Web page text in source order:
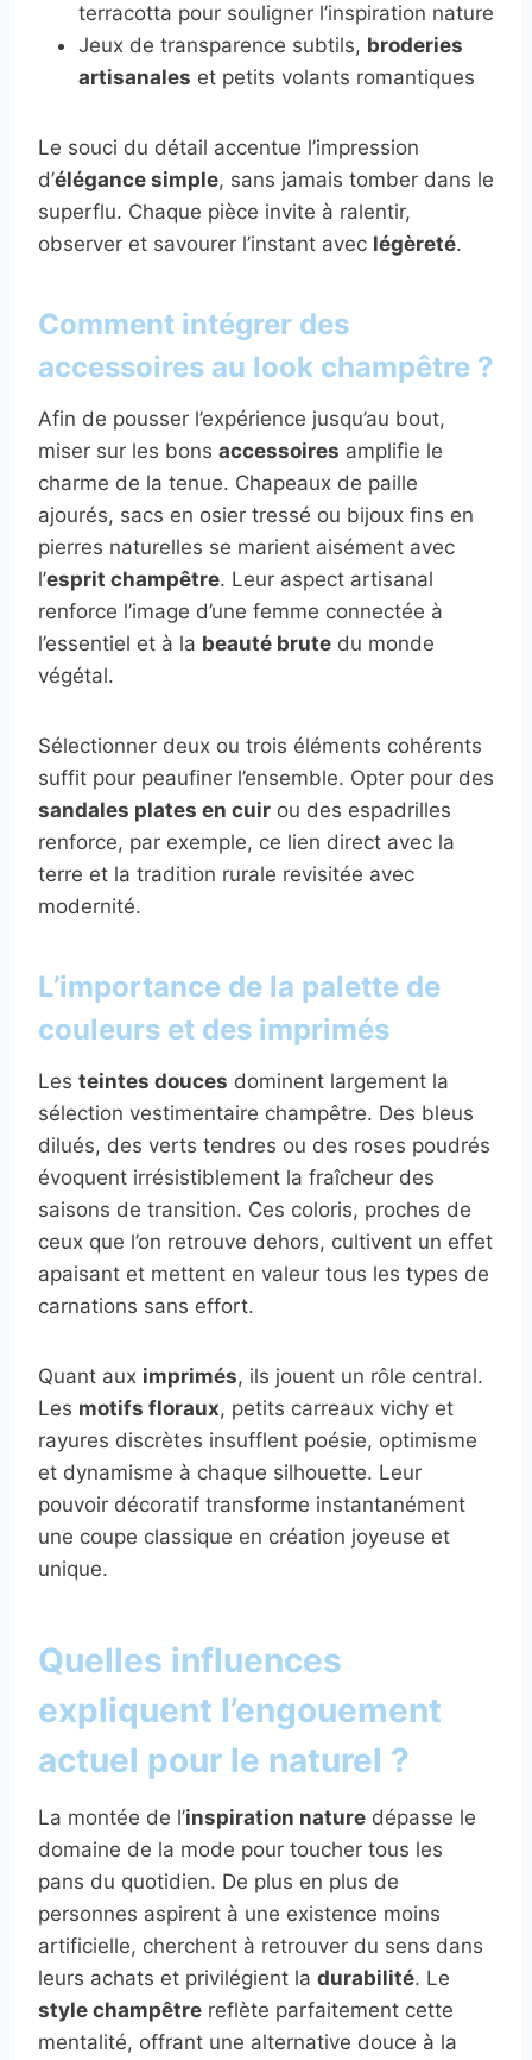
terracotta pour souligner l’inspiration nature
Jeux de transparence subtils, broderies
artisanales et petits volants romantiques
Le souci du détail accentue l’impression
d’élégance simple, sans jamais tomber dans le
superflu. Chaque pièce invite à ralentir,
observer et savourer l’instant avec légèreté.
Comment intégrer des
accessoires au look champêtre ?
Afin de pousser l’expérience jusqu’au bout,
miser sur les bons accessoires amplifie le
charme de la tenue. Chapeaux de paille
ajourés, sacs en osier tressé ou bijoux fins en
pierres naturelles se marient aisément avec
l’esprit champêtre. Leur aspect artisanal
renforce l’image d’une femme connectée à
l’essentiel et à la beauté brute du monde
végétal.
Sélectionner deux ou trois éléments cohérents
suffit pour peaufiner l’ensemble. Opter pour des
sandales plates en cuir ou des espadrilles
renforce, par exemple, ce lien direct avec la
terre et la tradition rurale revisitée avec
modernité.
L’importance de la palette de
couleurs et des imprimés
Les teintes douces dominent largement la
sélection vestimentaire champêtre. Des bleus
dilués, des verts tendres ou des roses poudrés
évoquent irrésistiblement la fraîcheur des
saisons de transition. Ces coloris, proches de
ceux que l’on retrouve dehors, cultivent un effet
apaisant et mettent en valeur tous les types de
carnations sans effort.
Quant aux imprimés, ils jouent un rôle central.
Les motifs floraux, petits carreaux vichy et
rayures discrètes insufflent poésie, optimisme
et dynamisme à chaque silhouette. Leur
pouvoir décoratif transforme instantanément
une coupe classique en création joyeuse et
unique.
Quelles influences
expliquent l’engouement
actuel pour le naturel ?
La montée de l’inspiration nature dépasse le
domaine de la mode pour toucher tous les
pans du quotidien. De plus en plus de
personnes aspirent à une existence moins
artificielle, cherchent à retrouver du sens dans
leurs achats et privilégient la durabilité. Le
style champêtre reflète parfaitement cette
mentalité, offrant une alternative douce à la